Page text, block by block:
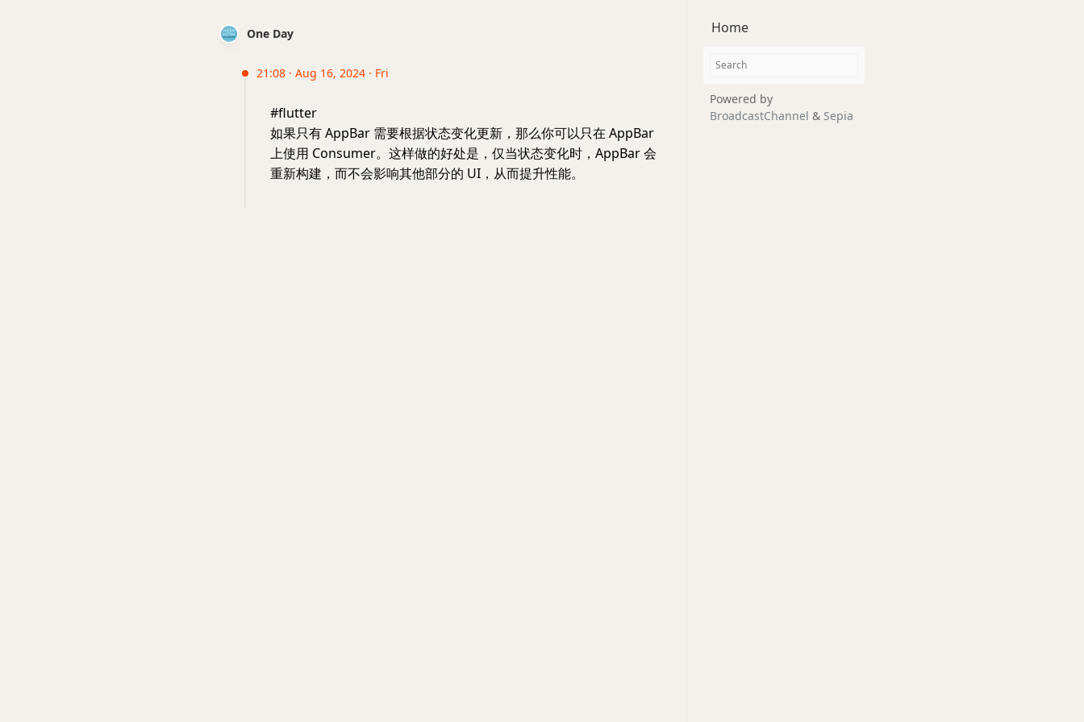
One Day
21:08 · Aug 16, 2024 · Fri
#flutter
如果只有 AppBar 需要根据状态变化更新，那么你可以只在 AppBar
上使用 Consumer。这样做的好处是，仅当状态变化时，AppBar 会
重新构建，而不会影响其他部分的 UI，从而提升性能。
Home
Powered by
BroadcastChannel & Sepia